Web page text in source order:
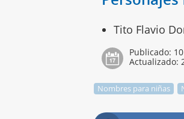
Tito Flavio
Publicado:
Actualizado:
Nombres para niñas